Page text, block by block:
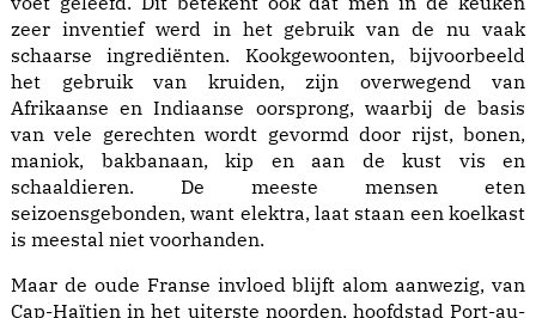
zeer inventief werd in het gebruik van de nu vaak
schaarse ingrediënten. Kookgewoonten, bijvoorbeeld
het gebruik van kruiden, zijn overwegend van
Afrikaanse en Indiaanse oorsprong, waarbij de basis
van vele gerechten wordt gevormd door rijst, bonen,
maniok, bakbanaan, kip en aan de kust vis en
schaaldieren. De meeste mensen eten
seizoensgebonden, want elektra, laat staan een koelkast
is meestal niet voorhanden.
Maar de oude Franse invloed blijft alom aanwezig, van
Cap-Haïtien in het uiterste noorden, hoofdstad Port-au-